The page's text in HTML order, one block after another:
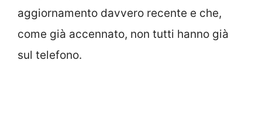
aggiornamento davvero recente e che,
come già accennato, non tutti hanno già
sul telefono.